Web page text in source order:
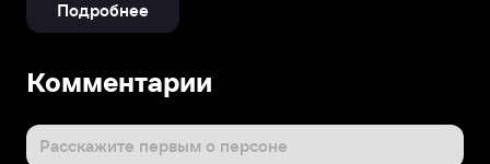
Подробнее
Комментарии
Расскажите первым о персоне